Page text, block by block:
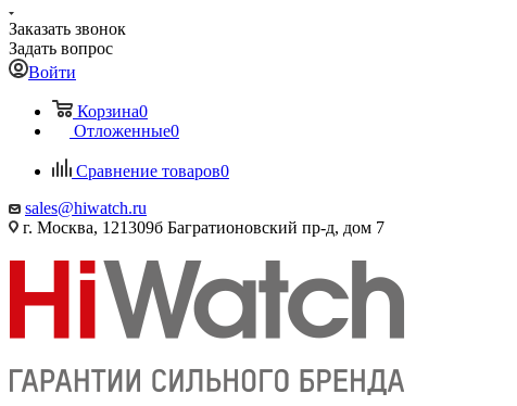
Заказать звонок
Задать вопрос
Войти
Корзина0
Отложенные0
Сравнение товаров0
sales@hiwatch.ru
г. Москва, 121309б Багратионовский пр-д, дом 7